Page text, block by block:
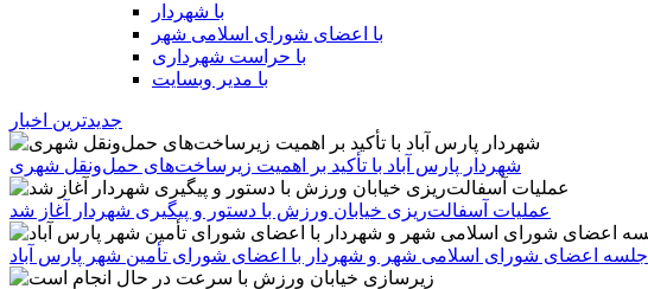
با شهردار
با اعضای شورای اسلامی شهر
با حراست شهرداری
با مدیر وبسایت
جدیدترین اخبار
شهردار پارس آباد با تأکید بر اهمیت زیرساخت‌های حمل‌ونقل شهری
عملیات آسفالت‌ریزی خیابان ورزش با دستور و پیگیری شهردار آغاز شد
جلسه اعضای شورای اسلامی شهر و شهردار با اعضای شورای تأمین شهر پارس آباد